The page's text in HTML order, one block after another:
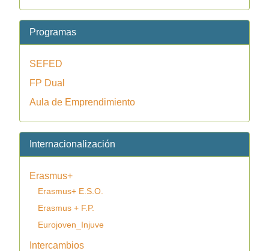
Programas
SEFED
FP Dual
Aula de Emprendimiento
Internacionalización
Erasmus+
Erasmus+ E.S.O.
Erasmus + F.P.
Eurojoven_Injuve
Intercambios